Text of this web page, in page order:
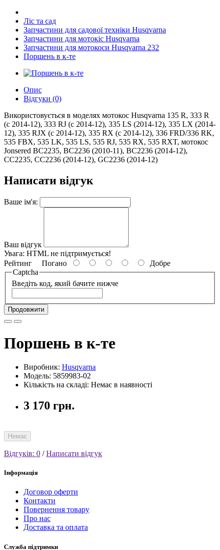
Ліс та сад
Запчастини для садової техніки Husqvarna
Запчастини для мотокіс Husqvarna
Запчастини для мотокоси Husqvarna 232
Поршень в к-те
Опис
Відгуки (0)
Використовується в моделях мотокос Husqvarna 135 R, 333 R
(c 2014-12), 333 RJ (c 2014-12), 335 LS (2014-12), 335 LX (2014-
12), 335 RJX (c 2014-12), 335 RX (c 2014-12), 336 FRD/336 RK,
535 FBX, 535 LK, 535 LS, 535 RJ, 535 RX, 535 RXT, мотокос
Jonsered BC2235, BC2236 (2010-11), BC2236 (2014-12),
CC2235, CC2236 (2014-12), GC2236 (2014-12)
Написати відгук
Ваше ім'я:
Ваш відгук
Увага: HTML не підтримується!
Рейтинг Погано
Добре
Captcha
Введіть код, який бачите нижче
Продовжити
Поршень в к-те
Виробник: Husqvarna
Модель: 5859983-02
Кількість на складі: Немає в наявності
3 170 грн.
Немає
Відгуків: 0 /Написати відгук
Інформація
Договор оферти
Контакти
Повернення товару
Про нас
Доставка та оплата
Служба підтримки